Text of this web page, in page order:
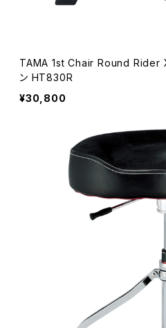
TAMA 1st Chair Round Rider XL Red Trio ドラムスロー
ン HT830R
¥30,800